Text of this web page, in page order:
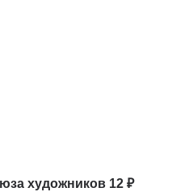
художников 12 ₽